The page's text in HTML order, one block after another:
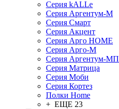
Серия kALLe
Серия Аргентум-М
Серия Смарт
Серия Акцент
Серия Арго HOME
Серия Арго-М
Серия Аргентум-МП
Серия Матрица
Серия Моби
Серия Кортез
Полки Home
+ ЕЩЕ 23